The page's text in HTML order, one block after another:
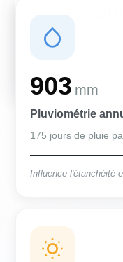
Des conditions qui
903 mm
Pluviométrie
175 jours de pluie
Influence l'étanchéité